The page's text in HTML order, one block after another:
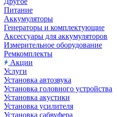
Питание
Аккумуляторы
Генераторы и комплектующие
Аксессуары для аккумуляторов
Измерительное оборудование
Ремкомплекты
Акции
Услуги
Установка автозвука
Установка головного устройства
Установка акустики
Установка усилителя
Установка сабвуфера